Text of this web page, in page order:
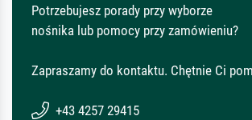
Potrzebujesz porady przy wyborze
nośnika lub pomocy przy zamówieniu?
Zapraszamy do kontaktu. Chętnie Ci
+43 4257 29415